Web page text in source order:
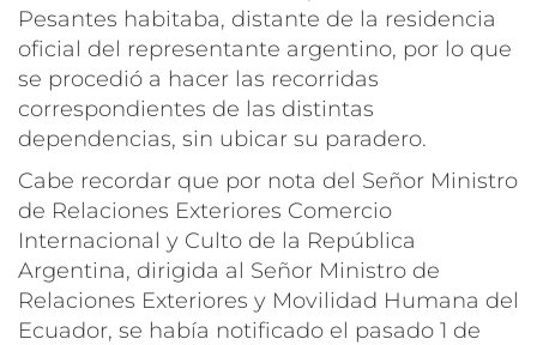
Pesantes habitaba, distante de la residencia
oficial del representante argentino, por lo que
se procedió a hacer las recorridas
correspondientes de las distintas
dependencias, sin ubicar su paradero.
Cabe recordar que por nota del Señor Ministro
de Relaciones Exteriores Comercio
Internacional y Culto de la República
Argentina, dirigida al Señor Ministro de
Relaciones Exteriores y Movilidad Humana del
Ecuador, se había notificado el pasado 1 de